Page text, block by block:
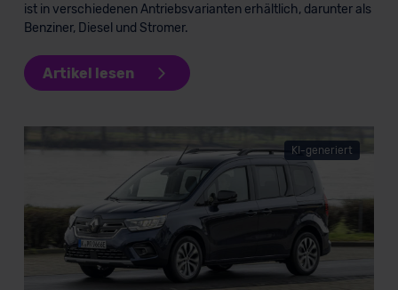
ist in verschiedenen Antriebsvarianten erhältlich, darunter als
Benziner, Diesel und Stromer.
Artikel lesen
KI-generiert